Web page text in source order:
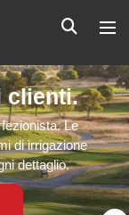
clienti.
Le
di irrigazione
dettaglio.